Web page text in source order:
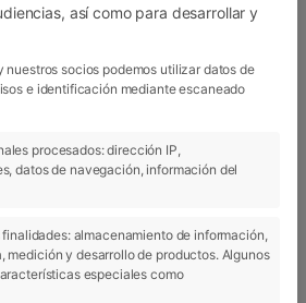
así como para desarrollar y
nuestros socios podemos utilizar datos de
e identificación mediante escaneado
procesados: dirección IP,
datos de navegación, información del
almacenamiento de información,
medición y desarrollo de productos. Algunos
especiales como